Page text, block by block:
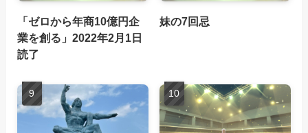
「ゼロから年商10億円企
業を創る」2022年2月1日
読了
妹の7回忌